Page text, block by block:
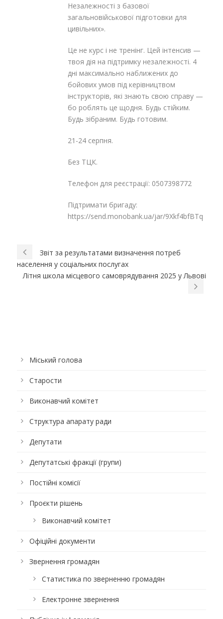
Незалежності з базової
загальновійськової підготовки для
цивільних».
Це не курс і не тренінг. Цей інтенсив —
твоя дія на підтримку незалежності. 4
дні максимально наближених до
бойових умов під керівництвом
інструкторів, які знають свою справу —
бо роблять це щодня. Будь стійким.
Будь зібраним. Будь готовим.
21-24 серпня.
Без ТЦК.
Телефон для реєстрації: 0507398772
Підтримати бригаду:
https://send.monobank.ua/jar/9Xkf4bfBTq
Звіт за результатами визначення потреб
населення у соціальних послугах
Літня школа місцевого самоврядування 2025 у Львові
Міський голова
Старости
Виконавчий комітет
Структура апарату ради
Депутати
Депутатські фракції (групи)
Постійні комісії
Проєкти рішень
Виконавчий комітет
Офіційні документи
Звернення громадян
Статистика по зверненню громадян
Електронне звернення